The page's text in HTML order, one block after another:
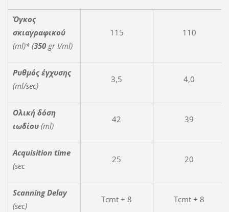
Όγκος
σκιαγραφικού
(ml)* (350 gr I/ml)
115 110
Ρυθμός έγχυσης
(ml/sec)
3,5 4,0
Ολική δόση
ιωδίου(ml)
42 39
Acquisition time
(sec
25 20
Scanning Delay
(sec)
Tcmt + 8 Tcmt + 8